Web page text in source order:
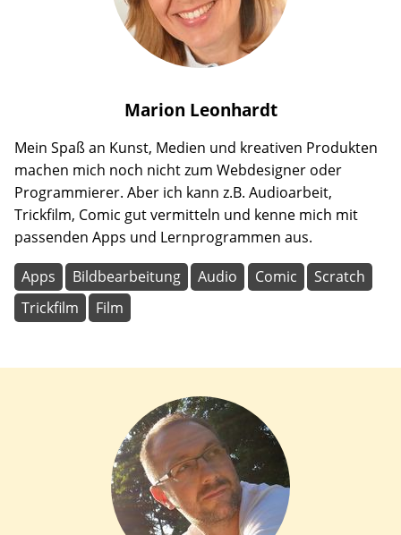
Marion Leonhardt
Mein Spaß an Kunst, Medien und kreativen Produkten
machen mich noch nicht zum Webdesigner oder
Programmierer. Aber ich kann z.B. Audioarbeit,
Trickfilm, Comic gut vermitteln und kenne mich mit
passenden Apps und Lernprogrammen aus.
Apps Bildbearbeitung Audio Comic
Scratch
Trickfilm
Film